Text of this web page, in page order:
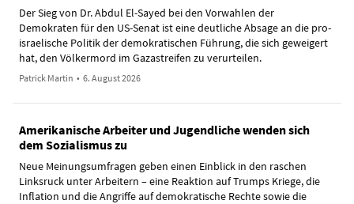
Der Sieg von Dr. Abdul El-Sayed bei den Vorwahlen der
Demokraten für den US-Senat ist eine deutliche Absage an die pro-
israelische Politik der demokratischen Führung, die sich geweigert
hat, den Völkermord im Gazastreifen zu verurteilen.
Patrick Martin • 6. August 2026
Amerikanische Arbeiter und Jugendliche wenden sich
dem Sozialismus zu
Neue Meinungsumfragen geben einen Einblick in den raschen
Linksruck unter Arbeitern – eine Reaktion auf Trumps Kriege, die
Inflation und die Angriffe auf demokratische Rechte sowie die